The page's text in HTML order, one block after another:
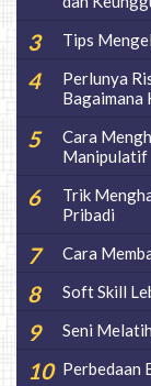
Tips
Perlunya
Bagaimana
Cara
Manipulatif
Trik
Pribadi
Cara
Soft Skill
Seni
Perbedaan